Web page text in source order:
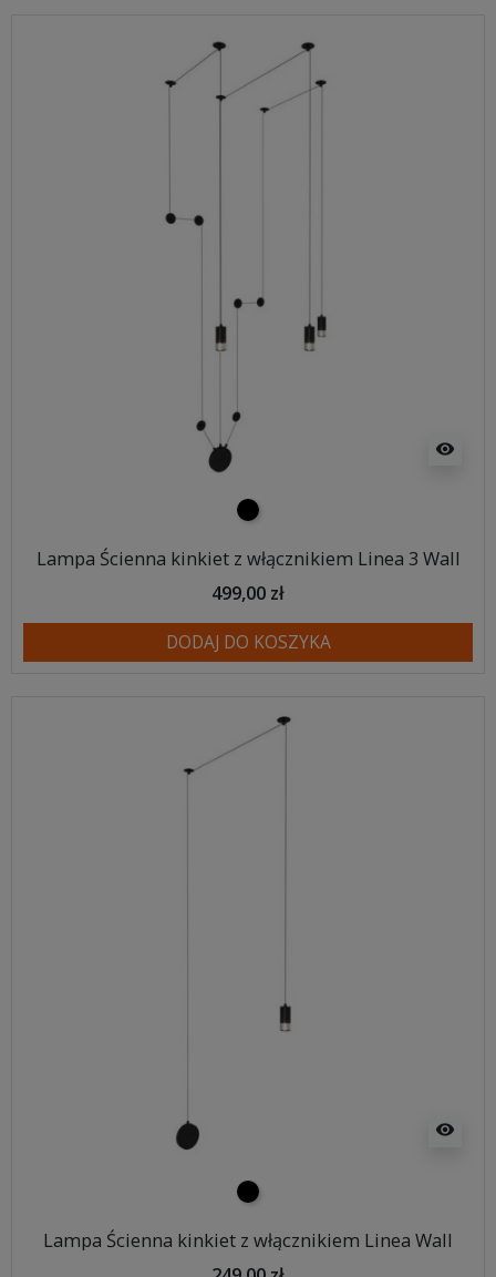
visibility
czarny
Lampa Ścienna kinkiet z włącznikiem Linea 3 Wall
499,00 zł
DODAJ DO KOSZYKA
visibility
czarny
Lampa Ścienna kinkiet z włącznikiem Linea Wall